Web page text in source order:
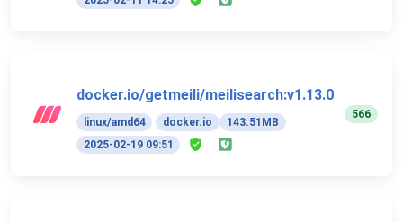
docker.io/getmeili/meilisearch:v1.13.0
linux/amd64 docker.io
143.51MB
2025-02-19 09:51
566